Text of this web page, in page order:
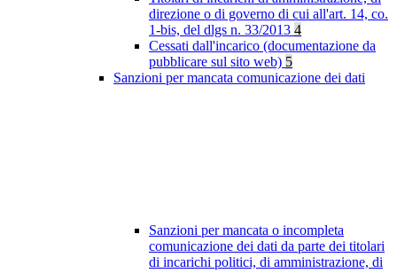
direzione o di governo di cui all'art. 14, co.
1-bis, del dlgs n. 33/2013 4
Cessati dall'incarico (documentazione da
pubblicare sul sito web) 5
Sanzioni per mancata comunicazione dei dati
Sanzioni per mancata o incompleta
comunicazione dei dati da parte dei titolari
di incarichi politici, di amministrazione, di